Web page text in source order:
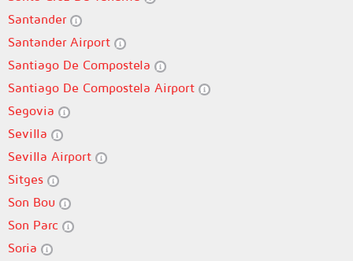
Santander
Santander Airport
Santiago De Compostela
Santiago De Compostela Airport
Segovia
Sevilla
Sevilla Airport
Sitges
Son Bou
Son Parc
Soria